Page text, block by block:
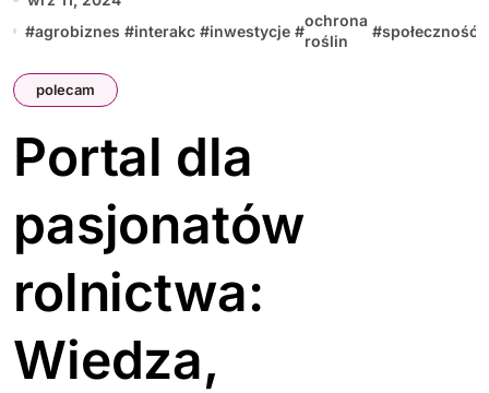
#agrobiznes #interakc #inwestycje #
ochrona
roślin
#społeczność
polecam
Portal dla
pasjonatów
rolnictwa:
Wiedza,